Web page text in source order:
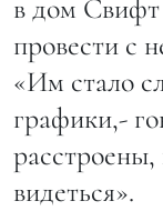
в дом
провести с
«Им стало
графики,-
расстроены,
видеться».